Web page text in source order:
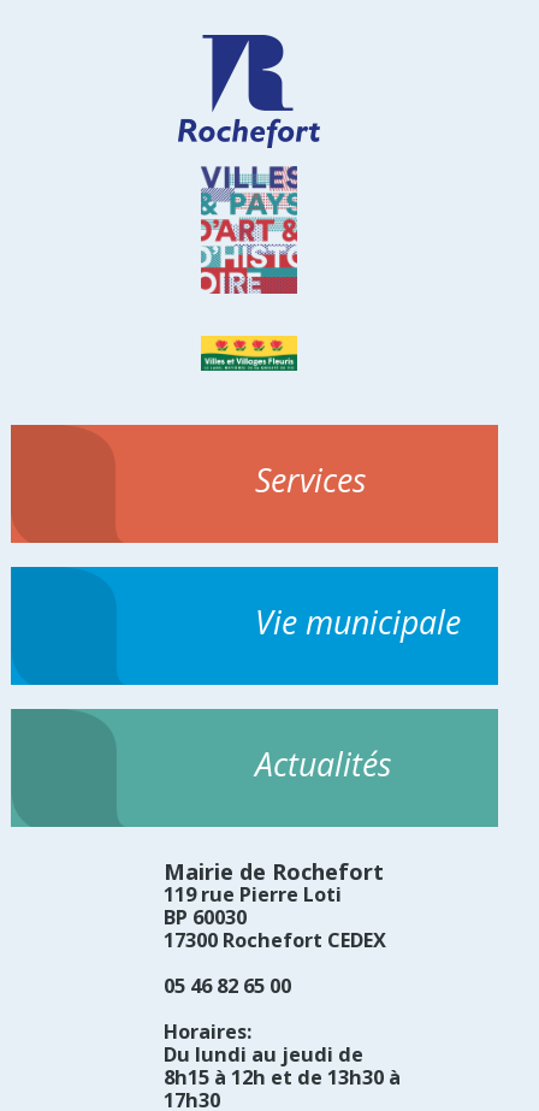
Services
Vie municipale
Actualités
Mairie de Rochefort
119 rue Pierre Loti
BP 60030
17300 Rochefort CEDEX
05 46 82 65 00
Horaires:
Du lundi au jeudi de
8h15 à 12h et de 13h30 à
17h30